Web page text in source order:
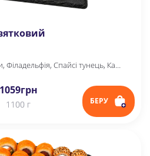
Каліфорнія з креветками, Філадельфія, Спайсі тунець, Каліфорнія з тунцем в кунжуті
1059грн
1100 г БЕРУ